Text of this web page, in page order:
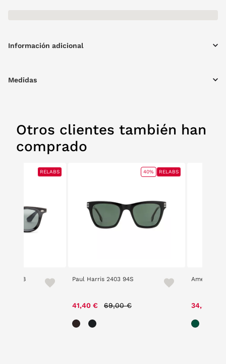
Información adicional
Medidas
Otros clientes también han
comprado
6248
RELABS
Paul Harris 2403 94S
41,40 € 69,00 €
40% RELABS
American
34,30 €